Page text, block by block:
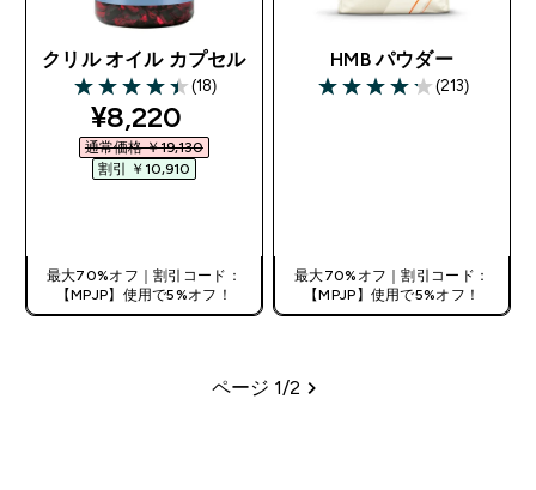
クリル オイル カプセル
4.44 out of 5 stars
(18)
discounted price
¥8,220‎
通常価格 ￥19,130‎
割引 ￥10,910‎
最大70%オフ｜割引コード：
【MPJP】使用で5%オフ！
HMB パウダー
4.21 out of 5 stars
(213)
最大70%オフ｜割引コード：
【MPJP】使用で5%オフ！
ページ
ページ 1/2